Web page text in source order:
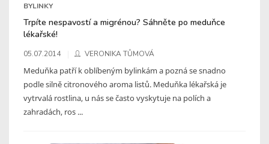
BYLINKY
Trpíte nespavostí a migrénou? Sáhněte po meduňce
lékařské!
05.07.2014 VERONIKA TŮMOVÁ
Meduňka patří k oblíbeným bylinkám a pozná se snadno
podle silně citronového aroma listů. Meduňka lékařská je
vytrvalá rostlina, u nás se často vyskytuje na polích a
zahradách, ros ...